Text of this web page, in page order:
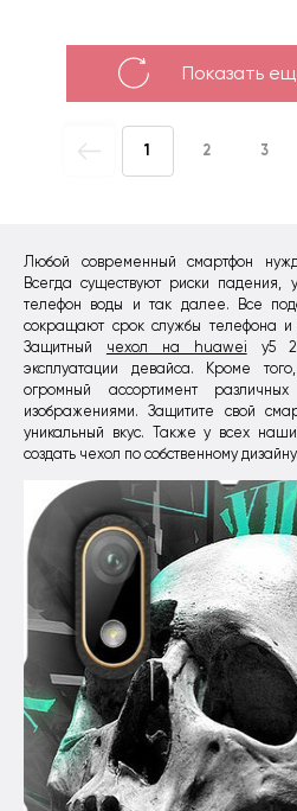
Любой современный смартфон
Всегда существуют риски падения,
телефон воды и так далее. Все
сокращают срок службы телефона
Защитный чехол на huawei y5
эксплуатации девайса. Кроме
огромный ассортимент
изображениями. Защитите свой
уникальный вкус. Также у всех
создать чехол по собственному дизайну.
Показать
1 2 3